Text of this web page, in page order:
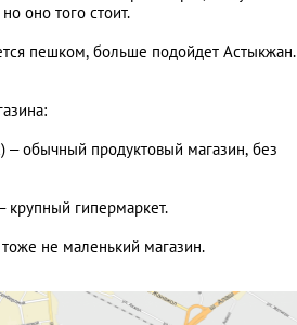
оно того стоит.
пешком, больше подойдет Астыкжан.
– обычный продуктовый магазин, без
крупный гипермаркет.
не маленький магазин.